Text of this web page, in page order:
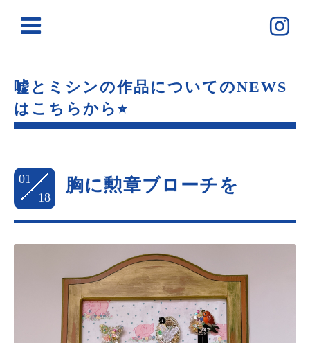
嘘とミシンの作品についてのNEWS
はこちらから⭐︎
01
18
胸に勲章ブローチを